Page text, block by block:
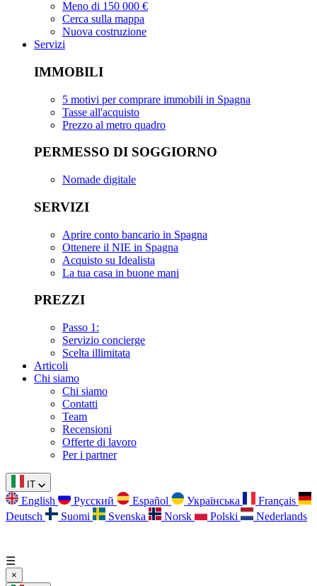
Meno di 150 000 €
Cerca sulla mappa
Nuova costruzione
Servizi
IMMOBILI
5 motivi per comprare immobili in Spagna
Tasse all'acquisto
Prezzo al metro quadro
PERMESSO DI SOGGIORNO
Nomade digitale
SERVIZI
Aprire conto bancario in Spagna
Ottenere il NIE in Spagna
Acquisto su Idealista
La tua casa in buone mani
PREZZI
Passo 1:
Servizio concierge
Scelta illimitata
Articoli
Chi siamo
Chi siamo
Contatti
Team
Recensioni
Offerte di lavoro
Per i partner
IT
English Русский Español Українська
Français
Deutsch
Suomi Svenska Norsk Polski Nederlands
☰
×